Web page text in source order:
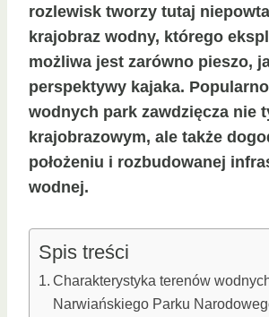
rozlewisk tworzy tutaj
krajobraz wodny, którego
możliwa jest zarówno pieszo,
perspektywy kajaka.
wodnych park zawdzięcza nie
krajobrazowym, ale także
położeniu i rozbudowanej
wodnej.
Spis treści
Charakterystyka terenów
Narwiańskiego Parku